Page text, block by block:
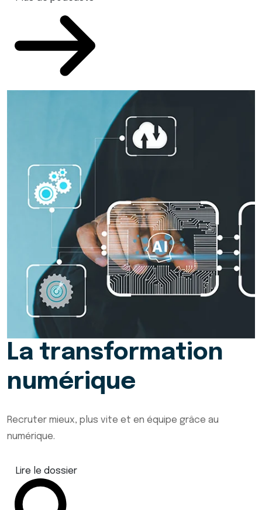
La transformation
numérique
Recruter mieux, plus vite et en équipe grâce au
numérique.
Lire le dossier